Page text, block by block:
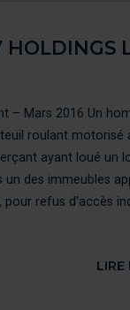
HOLDINGS
– Mars 2016 Un
roulant motorisé
ayant loué un
un des immeubles
pour refus d’accès
LIRE